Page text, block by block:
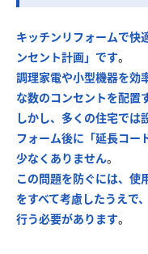
キッチンリフォームで快
ンセント計画」です。
調理家電や小型機器を効
な数のコンセントを配置
しかし、多くの住宅では
フォーム後に「延長コー
少なくありません。
この問題を防ぐには、使
をすべて考慮したうえで
行う必要があります。